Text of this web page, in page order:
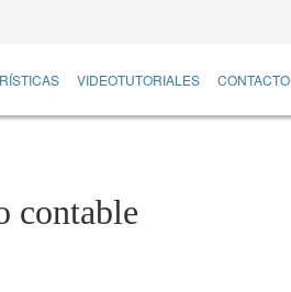
VIDEOTUTORIALES CONTACTO
contable